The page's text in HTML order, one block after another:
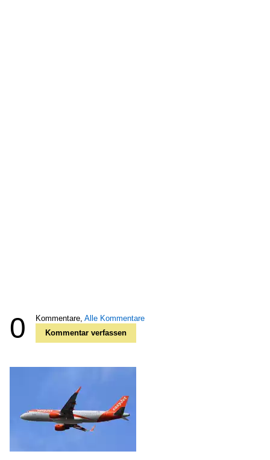
0 Kommentare, Alle Kommentare
Kommentar verfassen